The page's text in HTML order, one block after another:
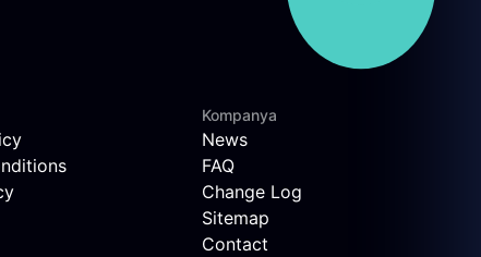
Kompanya
News
FAQ
Change Log
Sitemap
Contact